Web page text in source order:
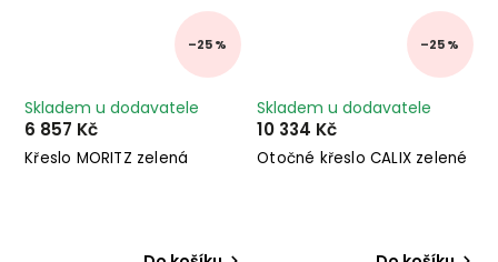
–25 %
Křeslo MORITZ zelená
Skladem u dodavatele
6 857 Kč
–25 %
Otočné křeslo CALIX zelené
Skladem u dodavatele
10 334 Kč